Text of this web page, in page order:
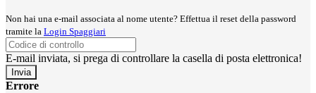
Non hai una e-mail associata al nome utente? Effettua il reset della password
tramite la Login Spaggiari
E-mail inviata, si prega di controllare la casella di posta elettronica!
Errore